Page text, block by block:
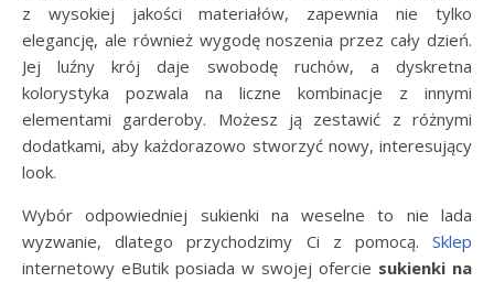
z wysokiej jakości materiałów, zapewnia nie tylko
elegancję, ale również wygodę noszenia przez cały dzień.
Jej luźny krój daje swobodę ruchów, a dyskretna
kolorystyka pozwala na liczne kombinacje z innymi
elementami garderoby. Możesz ją zestawić z różnymi
dodatkami, aby każdorazowo stworzyć nowy, interesujący
look.
Wybór odpowiedniej sukienki na weselne to nie lada
wyzwanie, dlatego przychodzimy Ci z pomocą. Sklep
internetowy eButik posiada w swojej ofercie sukienki na